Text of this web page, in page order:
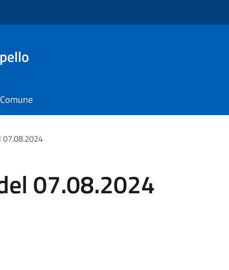
07.08.2024
07.08.2024